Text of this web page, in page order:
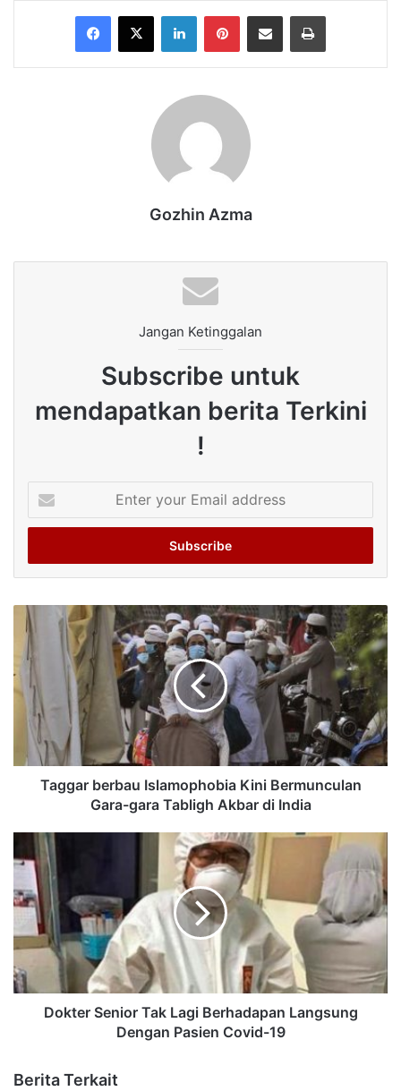
Facebook
X LinkedInPinterestShare via Email Print
Gozhin Azma
Jangan Ketinggalan
Subscribe untuk
mendapatkan berita Terkini
!
your
Email
Taggar berbau Islamophobia Kini Bermunculan
Gara-gara Tabligh Akbar di India
Dokter Senior Tak Lagi Berhadapan Langsung
Dengan Pasien Covid-19
Berita Terkait